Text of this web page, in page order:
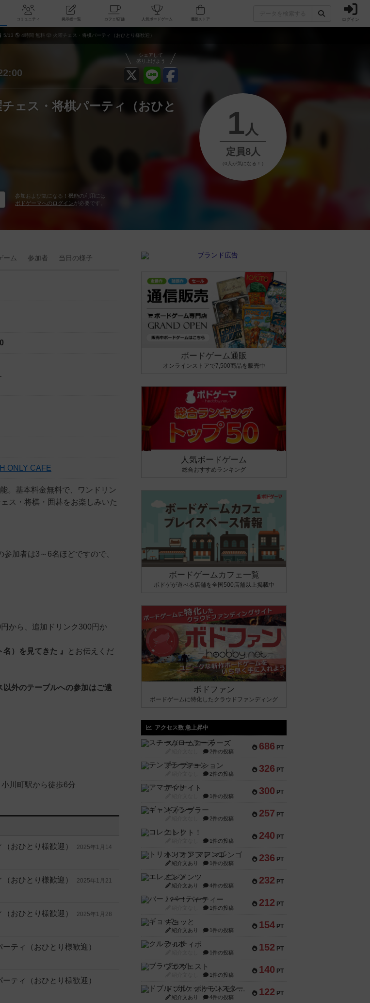
ボードゲーム会 コミュニティ 掲示板一覧 カフェ/店舗 人気ボードゲーム ログイン
5/13 🌎 4時間 無料 🎲 火曜チェス・将棋パーティ（おひとり様歓迎）
シェアして
盛り上げよう
ェス・将棋パーティ（おひと
参加および気になる！機能の利用には
ボドゲーマへのログインが必要です。
1 人
定員8人
（0人が気になる！）
ーム 参加者 当日の様子
ONLY CAFE
。基本料金無料で、ワンドリン
ス・将棋・囲碁をお楽しみいた
加者は3～6名ほどですので、
から、追加ドリンク300円か
）を見てきた 』
とお伝えくだ
外のテーブルへの参加はご遠
川町駅から徒歩6分
おひとり様歓迎）
2025年1月14
おひとり様歓迎）
2025年1月21
おひとり様歓迎）
2025年1月28
ティ（おひとり様歓迎）
ティ（おひとり様歓迎）
ボードゲーム通販
オンラインストアで7,500商品を販売中
人気ボードゲーム
総合おすすめランキング
ボードゲームカフェ一覧
ボドゲが遊べる店舗を全国500店舗以上掲載中
ボドファン
ボードゲームに特化したクラウドファンディング
アクセス数 急上昇中
686 PT
スチームローラーズ
2件の投稿
326 PT
テンプテーション
2件の投稿
300 PT
アマナイト
1件の投稿
257 PT
ギャンブラー
2件の投稿
240 PT
コレクト！
1件の投稿
236 PT
トリオンフ ア マレンゴ
紹介文あり 1件の投稿
232 PT
エレメンツ
紹介文あり 4件の投稿
212 PT
バー！パーティー
1件の投稿
154 PT
ギョッと
紹介文あり 1件の投稿
152 PT
クルティボ
1件の投稿
140 PT
ブラヴェスト
1件の投稿
122 PT
ドブル：ポケットモンスター
紹介文あり 4件の投稿